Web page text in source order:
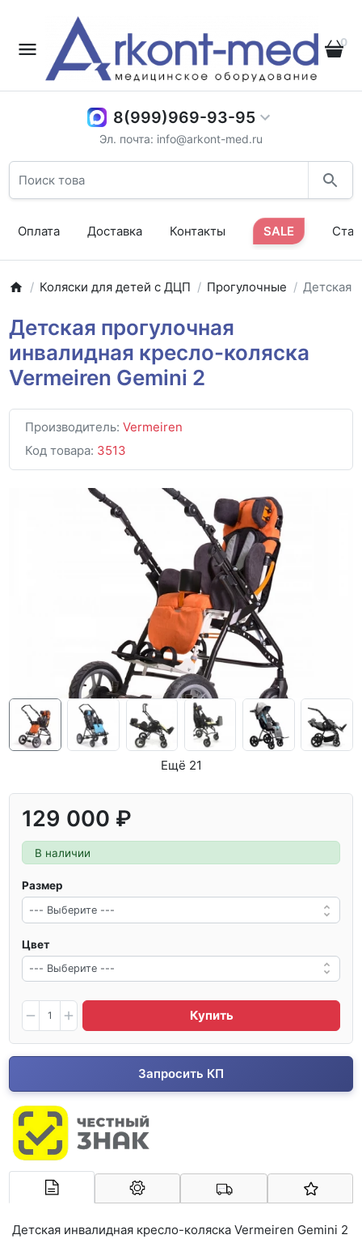
0
8(999)969-93-95
Эл. почта: info@arkont-med.ru
Оплата Доставка Контакты SALE
Коляски для детей с ДЦП Прогулочные Детская
Детская прогулочная
инвалидная кресло-коляска
Vermeiren Gemini 2
Производитель: Vermeiren
Код товара: 3513
Ещё 21
129 000 ₽
В наличии
Размер
Цвет
Купить
Запросить КП
Арконт-Мед
Детская инвалидная кресло-коляска Vermeiren Gemini 2